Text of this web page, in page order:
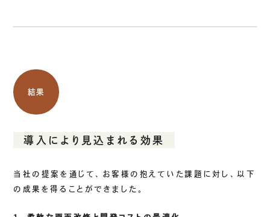
結果
導入により見込まれる効果
当社の提案を通じて、お客様の抱えていた課題に対し、以下
の成果を得ることができました。